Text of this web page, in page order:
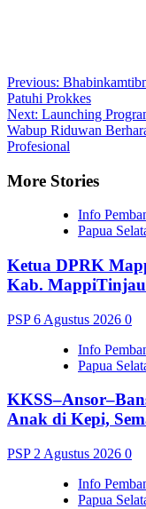
Post
navigation
Previous:
Patuhi Prokkes
Next: Launching
Wabup Riduwan
Profesional
More Stories
Info
Papua
Ketua DPRK
Kab.
PSP6 Agustus 2026 0
Info
Papua
Anak di Kepi,
PSP 2 Agustus 2026 0
Info
Papua